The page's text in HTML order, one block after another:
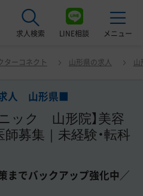
求人検索 LINE相談 メニュー
方はこちら
ターコネクト 山形県の求人 山
人 山形県■
ック 山形院】美容
募集｜未経験・転科
までバックアップ強化中／
人 山形県■ 【SBC湘南美容ク
膚科のみ｜常勤医師募集｜未経